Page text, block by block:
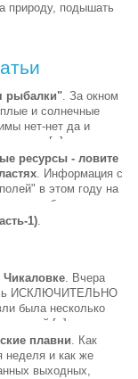
природу, подышать
рыбалки". За окном
и солнечные
нет-нет да и
этими [..]
ресурсы - ловите
. Информация с
в этом году на
что собираясь за
1).
. Вчера
ИСКЛЮЧИТЕЛЬНО
была несколько
что мой [..]
плавни. Как
неделя и как же
выходных,